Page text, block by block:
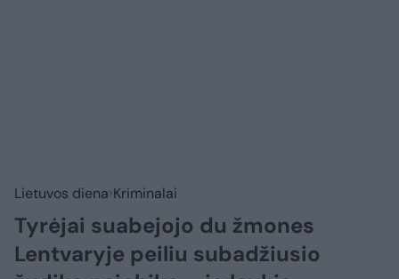
Lietuvos diena Kriminalai
Tyrėjai suabejojo du žmones
Lentvaryje peiliu subadžiusio